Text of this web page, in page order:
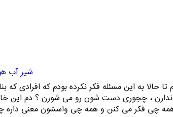
شیر آب
به این مسئله فکر نکرده بودم که افرادی که
، چجوری دست شون رو می شورن ؟ دم این
چی فکر می کنن و همه چی واسشون معنی داره